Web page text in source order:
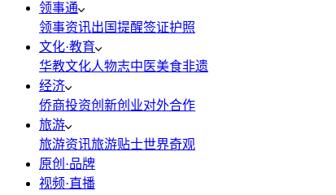
领事通
领事资讯出国提醒签证护照
文化·教育
华教文化人物志中医美食非遗
经济
侨商投资创新创业对外合作
旅游
旅游资讯旅游贴士世界奇观
原创·品牌
视频·直播